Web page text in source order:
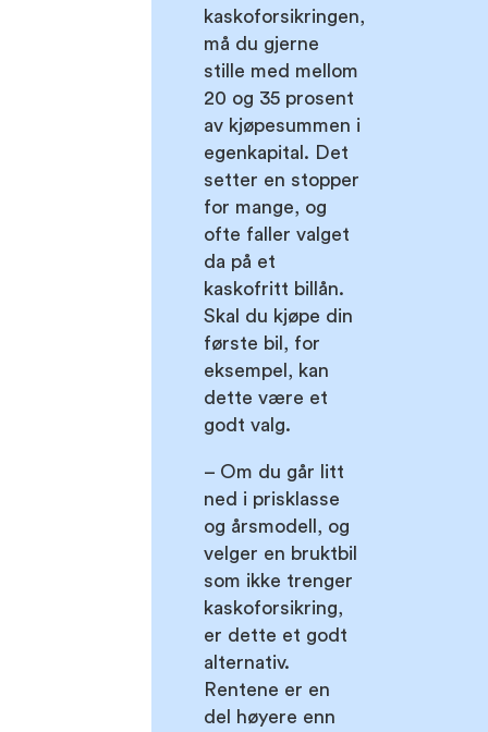
kaskoforsikringen,
må du gjerne
stille med mellom
20 og 35 prosent
av kjøpesummen i
egenkapital. Det
setter en stopper
for mange, og
ofte faller valget
da på et
kaskofritt billån.
Skal du kjøpe din
første bil, for
eksempel, kan
dette være et
godt valg.
– Om du går litt
ned i prisklasse
og årsmodell, og
velger en bruktbil
som ikke trenger
kaskoforsikring,
er dette et godt
alternativ.
Rentene er en
del høyere enn